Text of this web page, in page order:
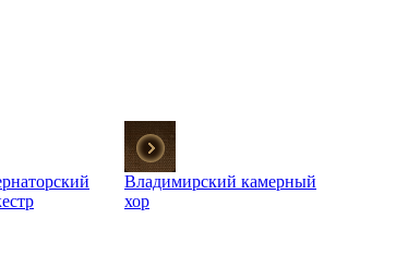
Владимирский камерный
хор